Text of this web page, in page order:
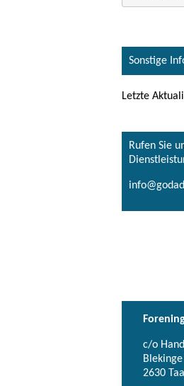
Sonstige
Letzte
Rufen Sie
c/o
2630